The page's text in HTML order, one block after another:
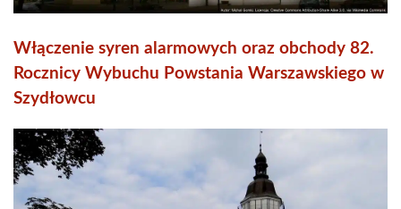
Włączenie syren alarmowych oraz obchody 82.
Rocznicy Wybuchu Powstania Warszawskiego w
Szydłowcu